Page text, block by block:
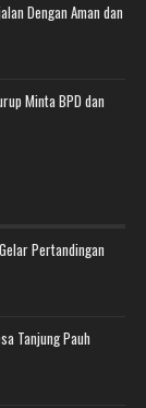
Dengan Aman dan
Minta BPD dan
Pertandingan
Tanjung Pauh